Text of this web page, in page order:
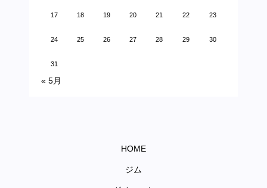
17 18 19 20 21 22 23
24 25 26 27 28 29 30
31
« 5月
HOME
ジム